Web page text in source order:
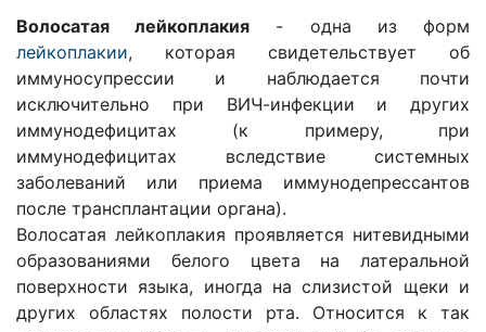
Волосатая лейкоплакия - одна из форм
лейкоплакии, которая свидетельствует об
иммуносупрессии и наблюдается почти
исключительно при ВИЧ-инфекции и других
иммунодефицитах (к примеру, при
иммунодефицитах вследствие системных
заболеваний или приема иммунодепрессантов
после трансплантации органа).
Волосатая лейкоплакия проявляется нитевидными
образованиями белого цвета на латеральной
поверхности языка, иногда на слизистой щеки и
других областях полости рта. Относится к так